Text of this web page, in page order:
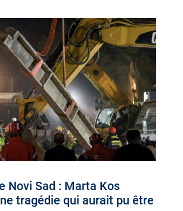
Novi Sad : Marta Kos
tragédie qui aurait pu être